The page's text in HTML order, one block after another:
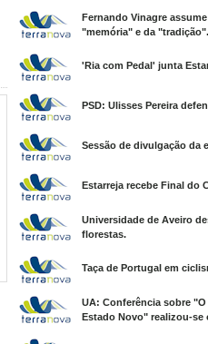
Fernando Vinagre
"memória" e da "tradição".
'Ria com Pedal' junta
PSD: Ulisses Pereira
Sessão de divulgação da
Estarreja recebe Final do
Universidade de Aveiro
florestas.
Taça de Portugal em
UA: Conferência sobre
Estado Novo" realizou-se